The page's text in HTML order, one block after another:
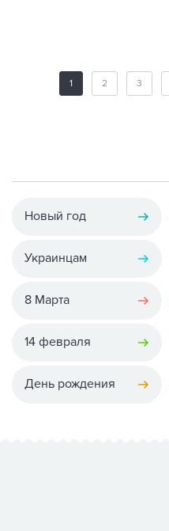
1 2 3
Новый год
Украинцам
8 Марта
14 февраля
День рождения